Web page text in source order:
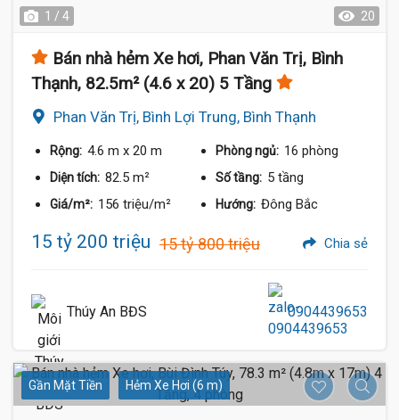
1 / 4 20
Bán nhà hẻm Xe hơi, Phan Văn Trị, Bình
Thạnh, 82.5m² (4.6 x 20) 5 Tầng
Phan Văn Trị, Bình Lợi Trung, Bình Thạnh
Rộng: 4.6 m x 20 m Phòng ngủ: 16 phòng
Diện tích: 82.5 m² Số tầng: 5 tầng
Giá/m²: 156 triệu/m² Hướng: Đông Bắc
15 tỷ 200 triệu 15 tỷ 800 triệu Chia sẻ
Thúy An BĐS 0904439653
Gần Mặt Tiền Hẻm Xe Hơi (6 m)